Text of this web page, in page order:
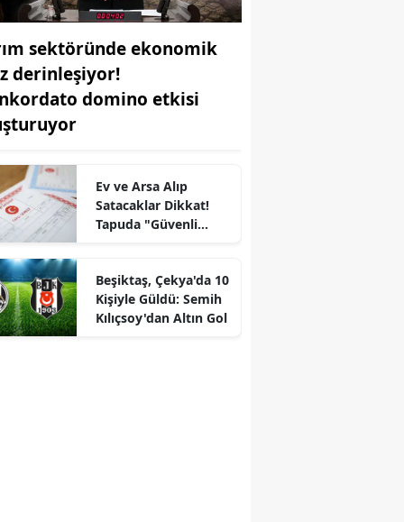
sektöründe ekonomik
derinleşiyor!
domino etkisi
Ev ve Arsa Alıp
Satacaklar Dikkat!
Tapuda "Güvenli
Beşiktaş, Çekya'da 10
Kişiyle Güldü: Semih
Kılıçsoy'dan Altın Gol